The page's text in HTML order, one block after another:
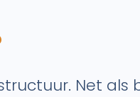
Net als